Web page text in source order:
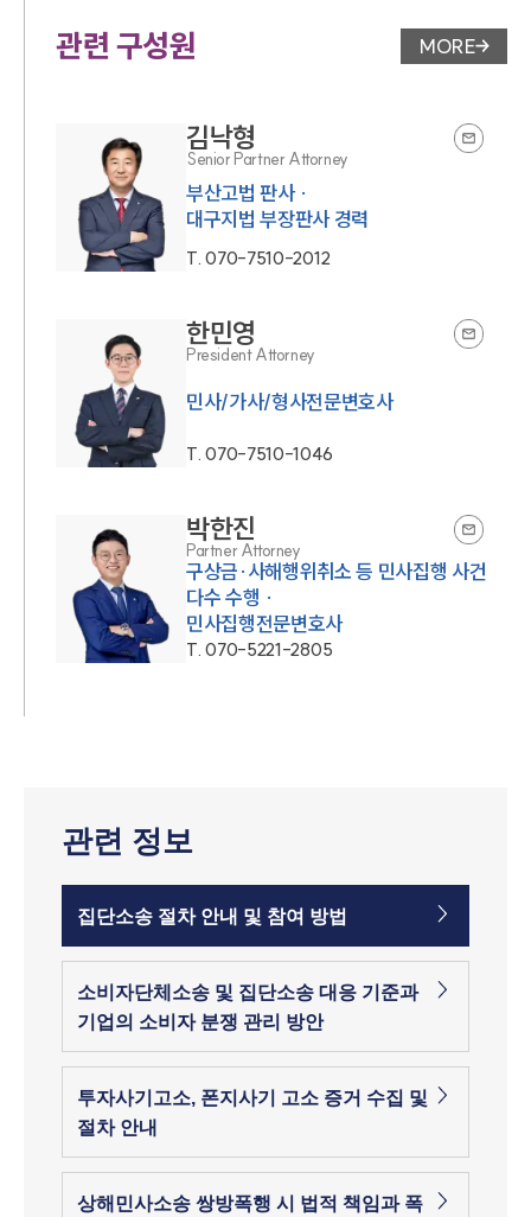
관련 구성원 변호사 페
MORE
김낙형
Senior Partner Attorney
부산고법 판사 ·
대구지법 부장판사 경력
T.070-7510-2012
한민영
President Attorney
민사/가사/형사전문변호사
T.070-7510-1046
박한진
Partner Attorney
구상금·사해행위취소 등 민사집행 사건
다수 수행 ·
민사집행전문변호사
T.070-5221-2805
관련 정보
집단소송 절차 안내 및 참여 방법
소비자단체소송 및 집단소송 대응 기준과
기업의 소비자 분쟁 관리 방안
투자사기고소, 폰지사기 고소 증거 수집 및
절차 안내
상해민사소송 쌍방폭행 시 법적 책임과 폭